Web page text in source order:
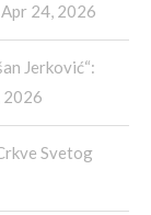
Apr 24, 2026
Jerković“:
2026
Svetog